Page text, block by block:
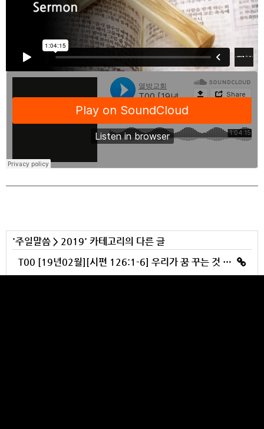
'주일말씀 > 2019' 카테고리의 다른 글
T00 [19년02월][시편 126:1-6] 우리가 꿈 꾸는 것 같았도다 (1부)